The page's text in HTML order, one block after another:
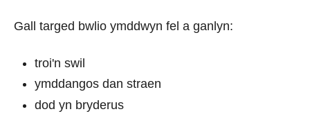
Gall targed bwlio ymddwyn fel a ganlyn:
troi'n swil
ymddangos dan straen
dod yn bryderus